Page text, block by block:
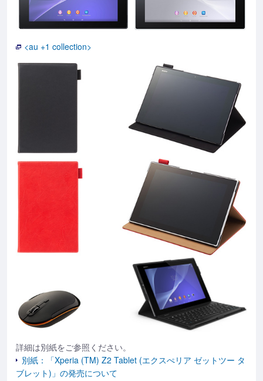
<au +1 collection>
詳細は別紙をご参照ください。
別紙：「Xperia (TM) Z2 Tablet (エクスぺリア ゼットツー タ
ブレット)」の発売について